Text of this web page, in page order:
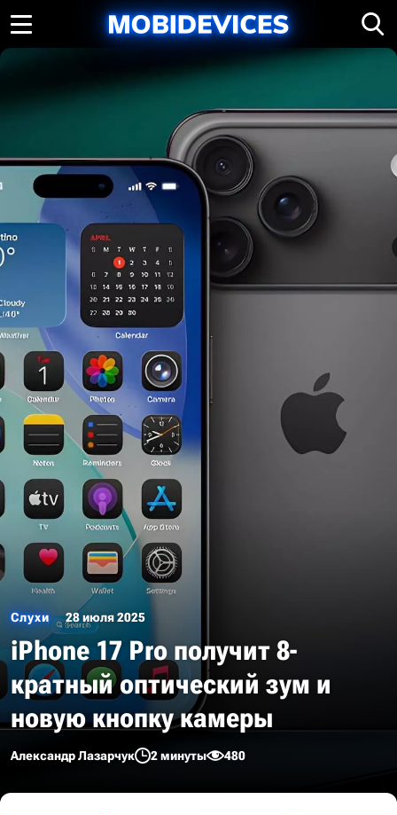
Слухи 28 июля 2025
iPhone 17 Pro получит 8-
кратный оптический зум и
новую кнопку камеры
Александр Лазарчук 2 минуты 480